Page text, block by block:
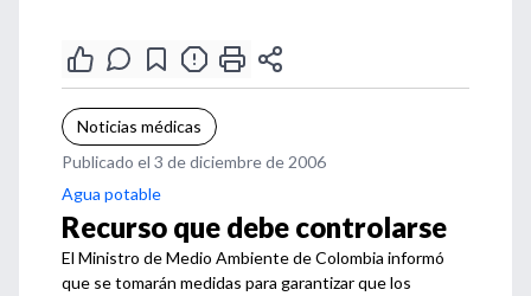
Noticias médicas
Publicado el 3 de diciembre de 2006
Agua potable
Recurso que debe controlarse
El Ministro de Medio Ambiente de Colombia informó
que se tomarán medidas para garantizar que los